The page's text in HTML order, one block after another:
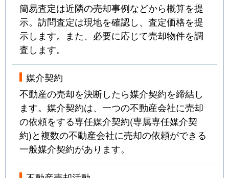
簡易査定は近隣の売却事例などから概算を提
示。訪問査定は現地を確認し、査定価格を提
示します。また、必要に応じて売却物件を調
査します。
媒介契約
不動産の売却を決断したら媒介契約を締結し
ます。媒介契約は、一つの不動産会社に売却
の依頼をする専任媒介契約(専属専任媒介契
約)と複数の不動産会社に売却の依頼ができる
一般媒介契約があります。